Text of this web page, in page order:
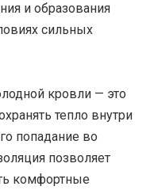
и образования
сильных
кровли — это
тепло внутри
попадание во
позволяет
комфортные